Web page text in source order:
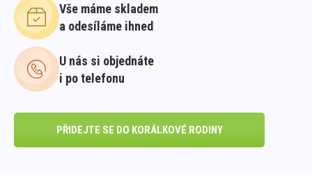
Vše máme skladem
a odesíláme ihned
U nás si objednáte
i po telefonu
PŘIDEJTE SE DO KORÁLKOVÉ RODINY